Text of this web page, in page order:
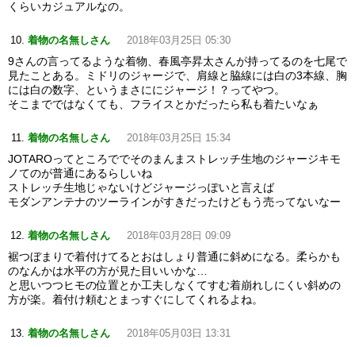
くらいカジュアルなの。
着物の名無しさん 2018年03月25日 05:30
9さんの言ってるような着物、春風亭昇太さんが持ってるのを七尾で
見たことある。ミドリのジャージで、肩線と脇線には白の3本線、胸
には白の数字、というまさににジャージ！？ってやつ。
そこまでではなくても、フライスとかだったら私も着たいなぁ
着物の名無しさん 2018年03月25日 15:34
JOTAROってところででそのまんまストレッチ生地のジャージキモ
ノてのが普通にあるらしいね
ストレッチ生地じゃないけどジャージっぽいと言えば
モダンアンテナのツーラインがすきだったけどもう売ってないなー
着物の名無しさん 2018年03月28日 09:09
裾つぼまりで着付けてるとおはしょり普通に斜めになる。柔らかも
のなんかは水平の方が見た目いいかな…
と思いつつヒモの位置とか工夫しなくてすむ着崩れしにくい斜めの
方が楽。着付け頼むとまっすぐにしてくれるよね。
着物の名無しさん 2018年05月03日 13:31